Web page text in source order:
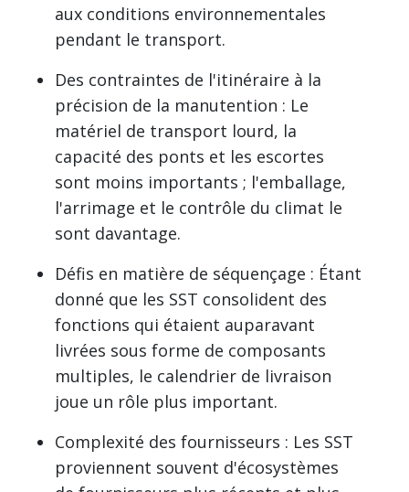
aux conditions environnementales
pendant le transport.
Des contraintes de l'itinéraire à la
précision de la manutention : Le
matériel de transport lourd, la
capacité des ponts et les escortes
sont moins importants ; l'emballage,
l'arrimage et le contrôle du climat le
sont davantage.
Défis en matière de séquençage : Étant
donné que les SST consolident des
fonctions qui étaient auparavant
livrées sous forme de composants
multiples, le calendrier de livraison
joue un rôle plus important.
Complexité des fournisseurs : Les SST
proviennent souvent d'écosystèmes